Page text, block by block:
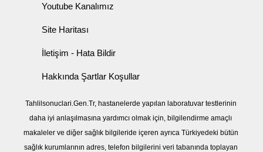
Youtube Kanalımız
Site Haritası
İletişim - Hata Bildir
Hakkında Şartlar Koşullar
Tahlilsonuclari.Gen.Tr, hastanelerde yapılan laboratuvar testlerinin
daha iyi anlaşılmasına yardımcı olmak için, bilgilendirme amaçlı
makaleler ve diğer sağlık bilgileride içeren ayrıca Türkiyedeki bütün
sağlık kurumlarının adres, telefon bilgilerini veri tabanında toplayan